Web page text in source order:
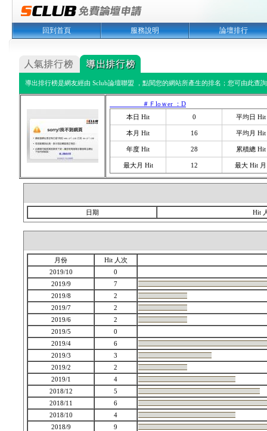
回到首頁 服務說明 論壇排行
導出排行榜是網友經由 Sclub論壇聯盟 ，點閱您的網站所產生的排名；您可由此查
＃Ｆloｗer ：D
本日 Hit
0 平均日 Hit
本月 Hit 16 平均月 Hit
年度 Hit 28 累積總 Hit
最大月 Hit 12 最大 Hit 月
日期 Hit
月份
Hit 人次
2019/10
0
2019/9
7
2019/8
2
2019/7
2
2019/6
2
2019/5
0
2019/4
6
2019/3
3
2019/2
2
2019/1
4
2018/12
5
2018/11
6
2018/10
4
2018/9
9